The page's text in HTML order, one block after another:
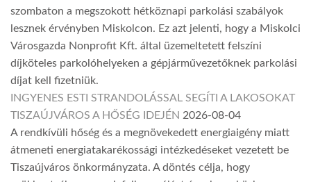
szombaton a megszokott hétköznapi parkolási szabályok
lesznek érvényben Miskolcon. Ez azt jelenti, hogy a Miskolci
Városgazda Nonprofit Kft. által üzemeltetett felszíni
díjköteles parkolóhelyeken a gépjárművezetőknek parkolási
díjat kell fizetniük.
INGYENES ESTI STRANDOLÁSSAL SEGÍTI A LAKOSOKAT
TISZAÚJVÁROS A HŐSÉG IDEJÉN 2026-08-04
A rendkívüli hőség és a megnövekedett energiaigény miatt
átmeneti energiatakarékossági intézkedéseket vezetett be
Tiszaújváros önkormányzata. A döntés célja, hogy